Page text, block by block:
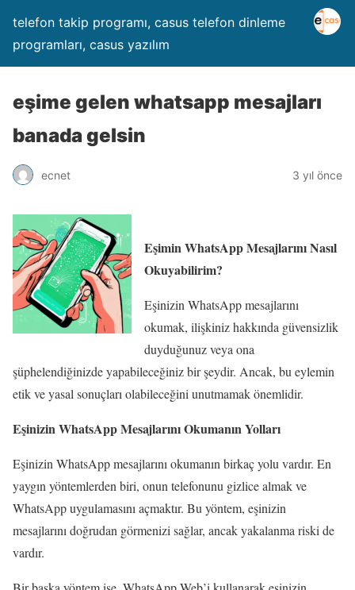
telefon takip programı, casus telefon dinleme
programları, casus yazılım
eşime gelen whatsapp mesajları
banada gelsin
ecnet 3 yıl önce
Eşimin WhatsApp Mesajlarını Nasıl
Okuyabilirim?
Eşinizin WhatsApp mesajlarını
okumak, ilişkiniz hakkında güvensizlik
duyduğunuz veya ona
şüphelendiğinizde yapabileceğiniz bir şeydir. Ancak, bu eylemin
etik ve yasal sonuçları olabileceğini unutmamak önemlidir.
Eşinizin WhatsApp Mesajlarını Okumanın Yolları
Eşinizin WhatsApp mesajlarını okumanın birkaç yolu vardır. En
yaygın yöntemlerden biri, onun telefonunu gizlice almak ve
WhatsApp uygulamasını açmaktır. Bu yöntem, eşinizin
mesajlarını doğrudan görmenizi sağlar, ancak yakalanma riski de
vardır.